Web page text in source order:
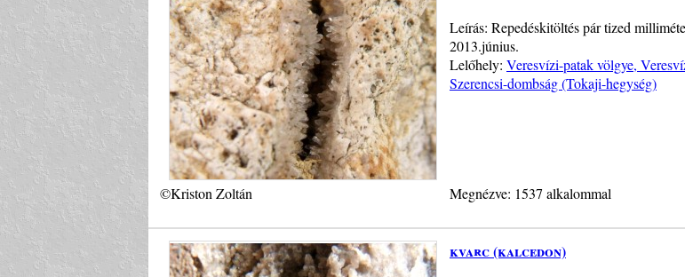
Leírás: Repedéskitöltés pár tized
2013.június.
Lelőhely: Veresvízi-patak völgye,
Szerencsi-dombság (Tokaji-hegység)
©Kriston Zoltán Megnézve: 1537 alkalommal
kvarc (kalcedon)